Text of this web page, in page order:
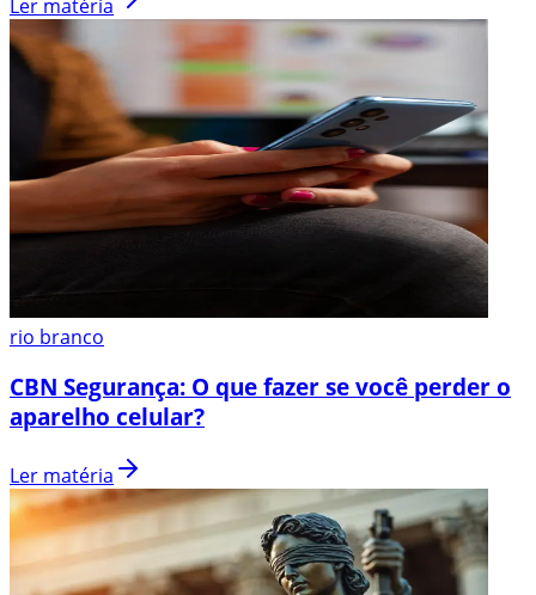
Ler matéria
rio branco
CBN Segurança: O que fazer se você perder o
aparelho celular?
Ler matéria